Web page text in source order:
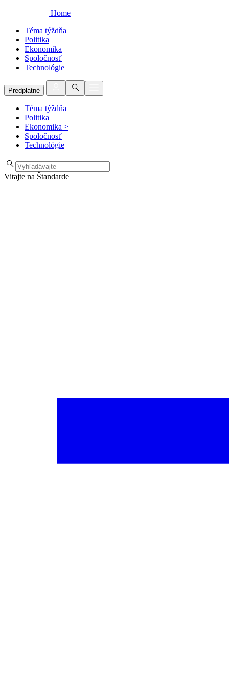
Home
Téma týždňa
Politika
Ekonomika
Spoločnosť
Technológie
Predplatné
Téma týždňa
Politika
Ekonomika >
Spoločnosť
Technológie
Vitajte na Štandarde